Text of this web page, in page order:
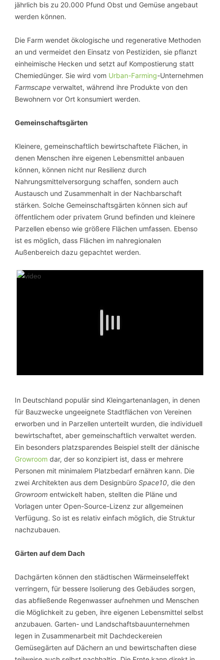
jährlich bis zu 20.000 Pfund Obst und Gemüse angebaut
werden können.
Die Farm wendet ökologische und regenerative Methoden
an und vermeidet den Einsatz von Pestiziden, sie pflanzt
einheimische Hecken und setzt auf Kompostierung statt
Chemiedünger. Sie wird vom Urban-Farming-Unternehmen
Farmscape verwaltet, während ihre Produkte von den
Bewohnern vor Ort konsumiert werden.
Gemeinschaftsgärten
Kleinere, gemeinschaftlich bewirtschaftete Flächen, in
denen Menschen ihre eigenen Lebensmittel anbauen
können, können nicht nur Resilienz durch
Nahrungsmittelversorgung schaffen, sondern auch
Austausch und Zusammenhalt in der Nachbarschaft
stärken. Solche Gemeinschaftsgärten können sich auf
öffentlichem oder privatem Grund befinden und kleinere
Parzellen ebenso wie größere Flächen umfassen. Ebenso
ist es möglich, dass Flächen im nahregionalen
Außenbereich dazu gepachtet werden.
In Deutschland populär sind Kleingartenanlagen, in denen
für Bauzwecke ungeeignete Stadtflächen von Vereinen
erworben und in Parzellen unterteilt wurden, die individuell
bewirtschaftet, aber gemeinschaftlich verwaltet werden.
Ein besonders platzsparendes Beispiel stellt der dänische
Growroom dar, der so konzipiert ist, dass er mehrere
Personen mit minimalem Platzbedarf ernähren kann. Die
zwei Architekten aus dem Designbüro Space10, die den
Growroom entwickelt haben, stellten die Pläne und
Vorlagen unter Open-Source-Lizenz zur allgemeinen
Verfügung. So ist es relativ einfach möglich, die Struktur
nachzubauen.
Gärten auf dem Dach
Dachgärten können den städtischen Wärmeinseleffekt
verringern, für bessere Isolierung des Gebäudes sorgen,
das abfließende Regenwasser aufnehmen und Menschen
die Möglichkeit zu geben, ihre eigenen Lebensmittel selbst
anzubauen. Garten- und Landschaftsbauunternehmen
legen in Zusammenarbeit mit Dachdeckereien
Gemüsegärten auf Dächern an und bewirtschaften diese